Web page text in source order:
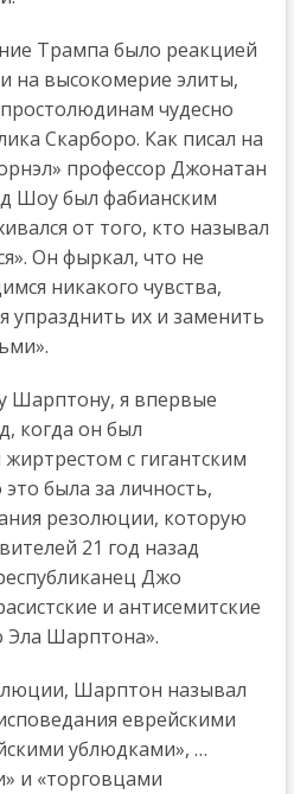
Трампа было реакцией
на высокомерие элиты,
чудесно
Скарборо. Как писал на
профессор Джонатан
Шоу был фабианским
от того, кто называл
Он фыркал, что не
никакого чувства,
упразднить их и заменить
Шарптону, я впервые
когда он был
с гигантским
была за личность,
резолюции, которую
21 год назад
Джо
и антисемитские
Эла Шарптона».
Шарптон называл
еврейскими
ублюдками», …
и «торговцами